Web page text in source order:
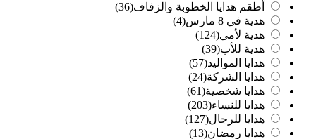
أطقم هدايا الخطوبة والزفاف(36)
هدية في 8 مارس
(4)
هدية لأمي(124)
هدية للأب(39)
هدايا المواليد(57)
هدايا الشركة(24)
هدايا شخصية(61)
هدايا للنساء(203)
هدايا للرجال(127)
هدايا رمضان(13)